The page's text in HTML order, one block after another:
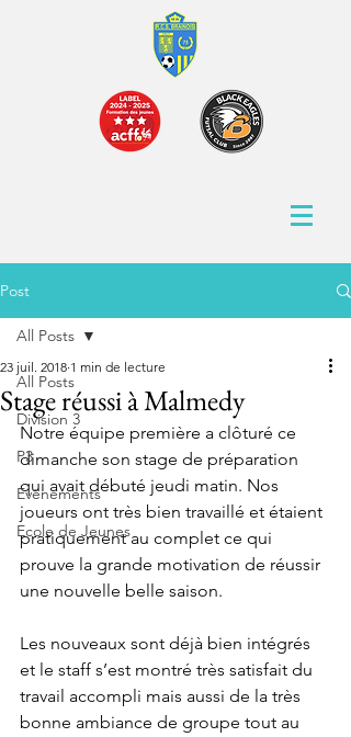
Post
All Posts
Division 3
P3
Evènements
Ecole de Jeunes
All Posts
Stage réussi à Malmedy
23 juil. 2018 1 min de lecture
Notre équipe première a clôturé ce
dimanche son stage de préparation
qui avait débuté jeudi matin. Nos
joueurs ont très bien travaillé et étaient
pratiquement au complet ce qui
prouve la grande motivation de réussir
une nouvelle belle saison.
Les nouveaux sont déjà bien intégrés
et le staff s’est montré très satisfait du
travail accompli mais aussi de la très
bonne ambiance de groupe tout au